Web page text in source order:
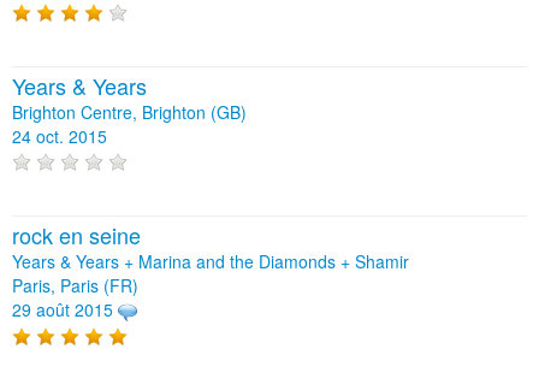
Years & Years
Brighton Centre, Brighton (GB)
24 oct. 2015
rock en seine
Years & Years + Marina and the Diamonds + Shamir
Paris, Paris (FR)
29 août 2015